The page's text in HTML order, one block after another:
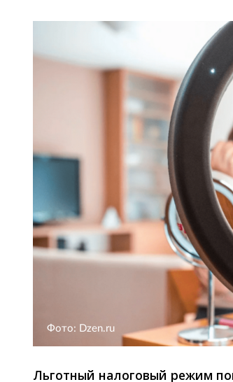
Фото: Dzen.ru
Льготный налоговый режим